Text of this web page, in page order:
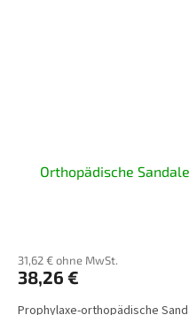
Orthopädische
31,62 € ohne MwSt.
38,26 €
Prophylaxe-orthopädische